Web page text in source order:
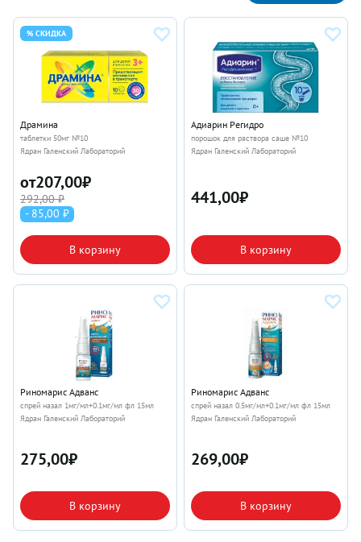
% СКИДКА
Драмина
таблетки 50мг №10
Ядран Галенский Лабораторий
от207,00₽
292,00 ₽
- 85,00 ₽
В корзину
Адиарин Регидро
порошок для раствора саше №10
Ядран Галенский Лабораторий
441,00₽
В корзину
Риномарис Адванс
спрей назал 1мг/мл+0.1мг/мл фл 15мл
Ядран Галенский Лабораторий
275,00₽
В корзину
Риномарис Адванс
спрей назал 0.5мг/мл+0.1мг/мл фл 15мл
Ядран Галенский Лабораторий
269,00₽
В корзину